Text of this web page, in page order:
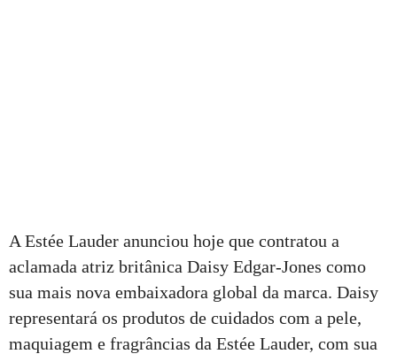
A Estée Lauder anunciou hoje que contratou a
aclamada atriz britânica Daisy Edgar-Jones como
sua mais nova embaixadora global da marca. Daisy
representará os produtos de cuidados com a pele,
maquiagem e fragrâncias da Estée Lauder, com sua